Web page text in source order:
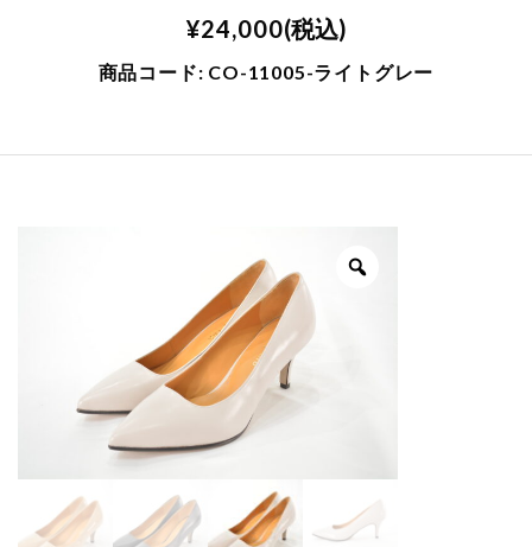
¥24,000(税込)
商品コード: CO-11005-ライトグレー